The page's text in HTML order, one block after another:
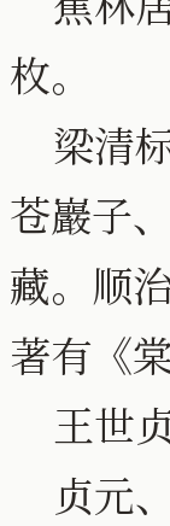
枚。
梁清
苍巖子
藏。顺
著有《
王世
贞元